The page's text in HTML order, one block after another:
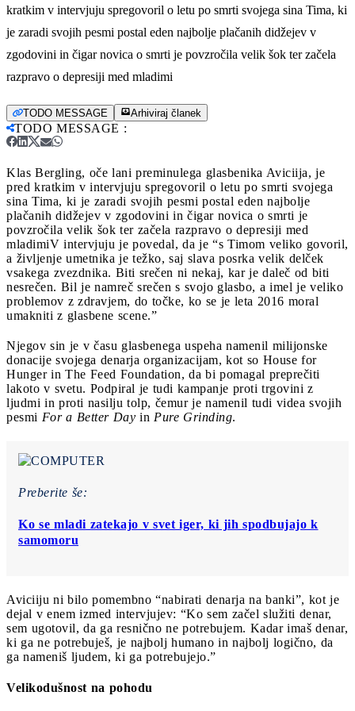
kratkim v intervjuju spregovoril o letu po smrti svojega sina Tima, ki
je zaradi svojih pesmi postal eden najbolje plačanih didžejev v
zgodovini in čigar novica o smrti je povzročila velik šok ter začela
razpravo o depresiji med mladimi
TODO MESSAGE Arhiviraj članek
TODO MESSAGE :
Klas Bergling, oče lani preminulega glasbenika Aviciija, je
pred kratkim v intervjuju spregovoril o letu po smrti svojega
sina Tima, ki je zaradi svojih pesmi postal eden najbolje
plačanih didžejev v zgodovini in čigar novica o smrti je
povzročila velik šok ter začela razpravo o depresiji med
mladimiV intervjuju je povedal, da je “s Timom veliko govoril,
a življenje umetnika je težko, saj slava posrka velik delček
vsakega zvezdnika. Biti srečen ni nekaj, kar je daleč od biti
nesrečen. Bil je namreč srečen s svojo glasbo, a imel je veliko
problemov z zdravjem, do točke, ko se je leta 2016 moral
umakniti z glasbene scene.”
Njegov sin je v času glasbenega uspeha namenil milijonske
donacije svojega denarja organizacijam, kot so House for
Hunger in The Feed Foundation, da bi pomagal preprečiti
lakoto v svetu. Podpiral je tudi kampanje proti trgovini z
ljudmi in proti nasilju tolp, čemur je namenil tudi videa svojih
pesmi For a Better Day in Pure Grinding.
Preberite še:
Ko se mladi zatekajo v svet iger, ki jih spodbujajo k
samomoru
Aviciiju ni bilo pomembno “nabirati denarja na banki”, kot je
dejal v enem izmed intervjujev: “Ko sem začel služiti denar,
sem ugotovil, da ga resnično ne potrebujem. Kadar imaš denar,
ki ga ne potrebuješ, je najbolj humano in najbolj logično, da
ga nameniš ljudem, ki ga potrebujejo.”
Velikodušnost na pohodu